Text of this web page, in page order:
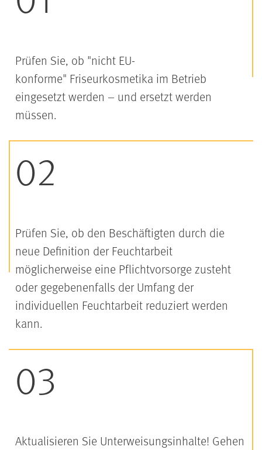
Prüfen Sie, ob "nicht EU-
konforme" Friseurkosmetika im Betrieb
eingesetzt werden – und ersetzt werden
müssen.
Prüfen Sie, ob den Beschäftigten durch die
neue Definition der Feuchtarbeit
möglicherweise eine Pflichtvorsorge zusteht
oder gegebenenfalls der Umfang der
individuellen Feuchtarbeit reduziert werden
kann.
Aktualisieren Sie Unterweisungsinhalte! Gehen